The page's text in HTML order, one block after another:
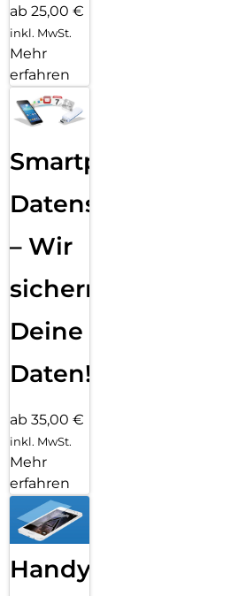
ab 25,00 €
inkl. MwSt.
Mehr
erfahren
Smartphone
Datensicherung
– Wir
sichern
Deine
Daten!
ab 35,00 €
inkl. MwSt.
Mehr
erfahren
Handy